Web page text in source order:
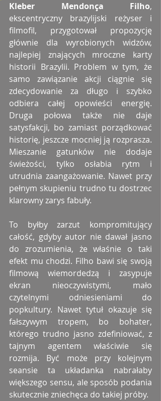
Kleber Mendonça Filho,
ekscentryczny brazylijski reżyser i
filmofil, przygotował propozycję
głównie dla wyrobionych widzów,
najlepiej znających mroczne karty
historii Brazylii. Problem w tym, że
samo zawiązanie akcji ciągnie się
zdecydowanie za długo i szybko
odbiera całej opowieści energię.
Druga połowa także nie daje
satysfakcji, bo zamiast porządkować
historię, jeszcze mocniej ją rozprasza.
Mieszanie gatunków nie dodaje
świeżości, tylko osłabia rytm i
utrudnia zaangażowanie. Nawet przy
pełnym skupieniu trudno tu dostrzec
klarowny zarys fabuły.
To byłby zarzut kompromitujący
całość, gdyby autor nie dawał jasno
do zrozumienia, że właśnie o taki
efekt mu chodzi. Filho bawi się swoją
filmową wiemordedzą i zasypuje
ekran nieoczywistymi, mało
czytelnymi odniesieniami do
popkultury. Nawet tytuł okazuje się
fałszywym tropem, bo bohater,
którego trudno jasno zdefiniować, z
tajnym agentem właściwie się
rozmija. Być może przy kolejnym
seansie ta układanka nabrałaby
większego sensu, ale sposób podania
skutecznie zniechęca do takiej próby.